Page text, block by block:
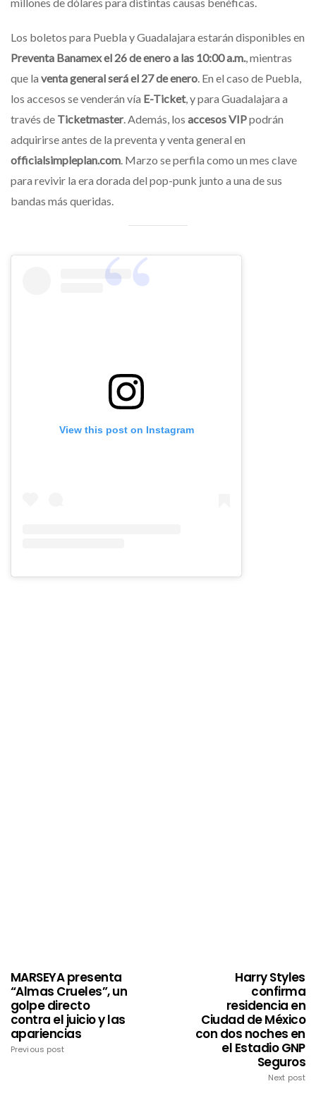
Los boletos para Puebla y Guadalajara estarán disponibles en
Preventa Banamex el 26 de enero a las 10:00 a.m., mientras
que la venta general será el 27 de enero. En el caso de Puebla,
los accesos se venderán vía E-Ticket, y para Guadalajara a
través de Ticketmaster. Además, los accesos VIPpodrán
adquirirse antes de la preventa y venta general en
officialsimpleplan.com. Marzo se perfila como un mes clave
para revivir la era dorada del pop-punk junto a una de sus
bandas más queridas.
View this post on Instagram
MARSEYA presenta
“Almas Crueles”, un
golpe directo
contra el juicio y las
apariencias
Previous post
Harry Styles
confirma
residencia en
Ciudad de México
con dos noches en
el Estadio GNP
Seguros
Next post